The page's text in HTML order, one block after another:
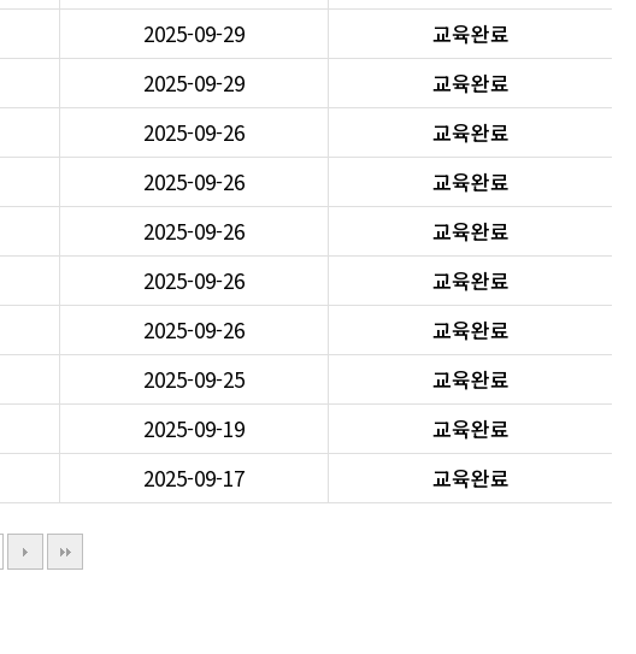
2025-09-29
교육완료
2025-09-29
교육완료
2025-09-26
교육완료
2025-09-26
교육완료
2025-09-26
교육완료
2025-09-26
교육완료
2025-09-26
교육완료
2025-09-25
교육완료
2025-09-19
교육완료
2025-09-17 교육완료